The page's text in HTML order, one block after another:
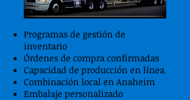
Programas de gestión de
inventario
Órdenes de compra confirmadas
Capacidad de producción en línea
Combinación local en Anaheim
Embalaje personalizado